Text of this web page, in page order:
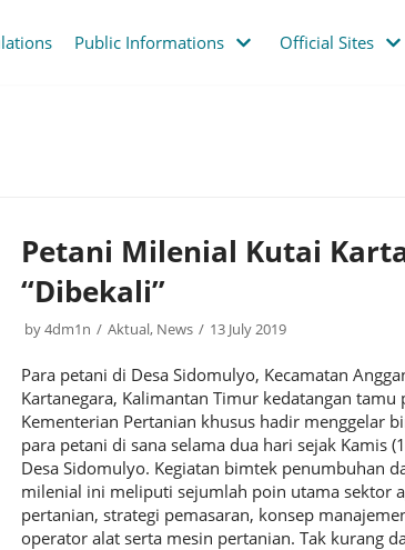
Public Informations Official Sites
Petani Milenial Kutai
“Dibekali”
by4dm1n Aktual, News 13 July 2019
Para petani di Desa Sidomulyo, Kecamatan
Kartanegara, Kalimantan Timur kedatangan
Kementerian Pertanian khusus hadir menggelar
para petani di sana selama dua hari sejak Kamis
Desa Sidomulyo. Kegiatan bimtek penumbuhan
milenial ini meliputi sejumlah poin utama sektor
pertanian, strategi pemasaran, konsep
operator alat serta mesin pertanian. Tak kurang